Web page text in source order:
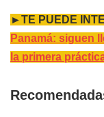
►TE PUEDE
Panamá: siguen
la primera